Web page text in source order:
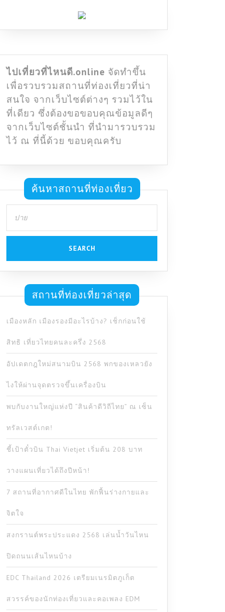
ไปเที่ยวที่ไหนดี.online จัดทำขึ้น
เพื่อรวบรวมสถานที่ท่องเที่ยวที่น่า
สนใจ จากเว็บไซต์ต่างๆ รวมไว้ใน
ที่เดียว ซึ่งต้องขอขอบคุณข้อมูลดีๆ
จากเว็บไซต์ชั้นนำ ที่นำมารวบรวม
ไว้ ณ ที่นี้ด้วย ขอบคุณครับ
ค้นหาสถานที่ท่องเที่ยว
for:
สถานที่ท่องเที่ยวล่าสุด
เมืองหลัก เมืองรองมีอะไรบ้าง? เช็กก่อนใช้
สิทธิ เที่ยวไทยคนละครึ่ง 2568
อัปเดตกฎใหม่สนามบิน 2568 พกของเหลวยัง
ไงให้ผ่านจุดตรวจขึ้นเครื่องบิน
พบกับงานใหญ่แห่งปี “สินค้าดีวิถีไทย” ณ เซ็น
ทรัลเวสต์เกต!
ชี้เป้าตั๋วบิน Thai Vietjet เริ่มต้น 208 บาท
วางแผนเที่ยวได้ถึงปีหน้า!
7 สถานที่อากาศดีในไทย พักฟื้นร่างกายและ
จิตใจ
สงกรานต์พระประแดง 2568 เล่นน้ำวันไหน
ปิดถนนเส้นไหนบ้าง
EDC Thailand 2026 เตรียมเนรมิตภูเก็ต
สวรรค์ของนักท่องเที่ยวและคอเพลง EDM